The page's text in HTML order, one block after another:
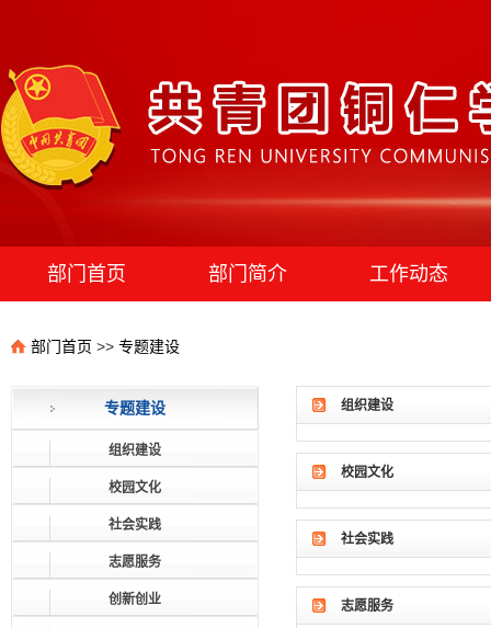
部门首页 部门简介 工作动态
部门首页 >> 专题建设
专题建设
组织建设
校园文化
社会实践
志愿服务
创新创业
组织建设
校园文化
社会实践
志愿服务